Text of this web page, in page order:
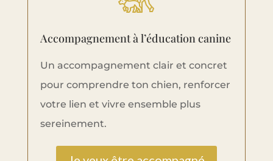
Accompagnement à l’éducation canine
Un accompagnement clair et concret
pour comprendre ton chien, renforcer
votre lien et vivre ensemble plus
sereinement.